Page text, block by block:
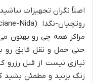
اصلاً نگران تجهیزات
مراکز همه چی رو بهتون
حتی حمل و نقل قایق رو
نیازی نیست از قبل رزرو
زنگ بزنید و مطمئن